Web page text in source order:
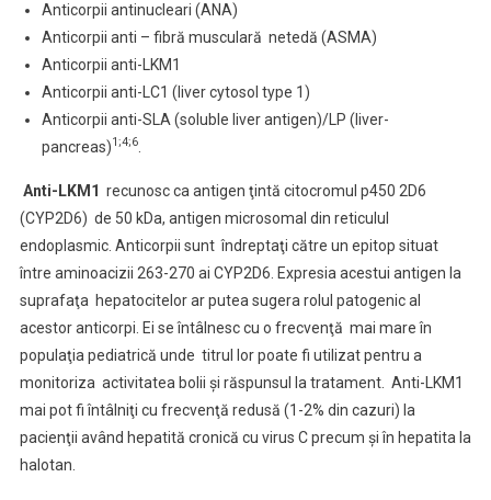
Anticorpii antinucleari (ANA)
Anticorpii anti – fibră musculară netedă (ASMA)
Anticorpii anti-LKM1
Anticorpii anti-LC1 (liver cytosol type 1)
Anticorpii anti-SLA (soluble liver antigen)/LP (liver-
pancreas)1;4;6.
Anti-LKM1 recunosc ca antigen ţintă citocromul p450 2D6
(CYP2D6) de 50 kDa, antigen microsomal din reticulul
endoplasmic. Anticorpii sunt îndreptaţi către un epitop situat
între aminoacizii 263-270 ai CYP2D6. Expresia acestui antigen la
suprafaţa hepatocitelor ar putea sugera rolul patogenic al
acestor anticorpi. Ei se întâlnesc cu o frecvenţă mai mare în
populaţia pediatrică unde titrul lor poate fi utilizat pentru a
monitoriza activitatea bolii şi răspunsul la tratament. Anti-LKM1
mai pot fi întâlniţi cu frecvenţă redusă (1-2% din cazuri) la
pacienţii având hepatită cronică cu virus C precum şi în hepatita la
halotan.